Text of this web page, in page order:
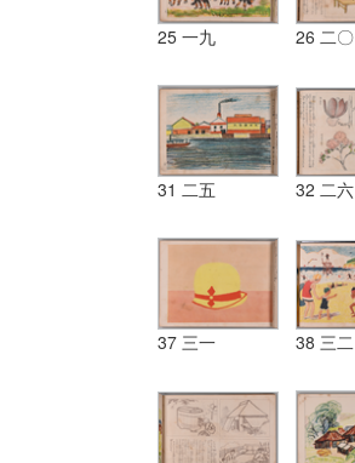
25 一九 26 二〇
31 二五 32 二六
37 三一 38 三二